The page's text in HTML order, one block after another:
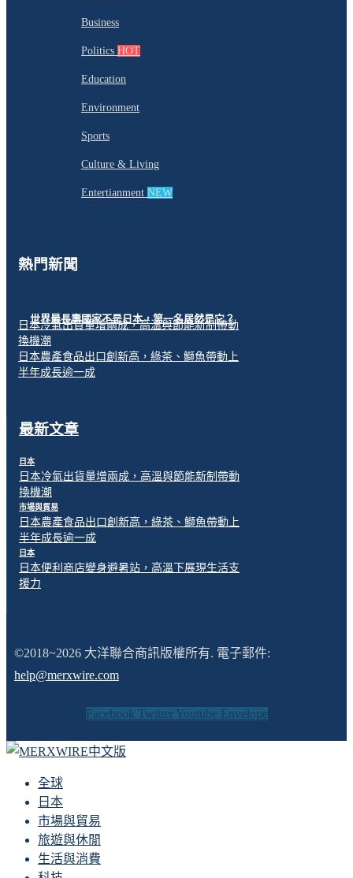
Business
Politics HOT
Education
Environment
Sports
Culture & Living
Entertianment NEW
熱門新聞
世界最長壽國家不是日本，第一名居然是它？
日本冷氣出貨量增兩成，高溫與節能新制帶動
換機潮
日本農產食品出口創新高，綠茶、鰤魚帶動上
半年成長逾一成
最新文章
日本
日本冷氣出貨量增兩成，高溫與節能新制帶動
換機潮
市場與貿易
日本農產食品出口創新高，綠茶、鰤魚帶動上
半年成長逾一成
日本
日本便利商店變身避暑站，高溫下展現生活支
援力
©2018~2026 大洋聯合商訊版權所有. 電子郵件:
help@merxwire.com
Facebook Twitter Youtube Envelope
全球
日本
市場與貿易
旅遊與休閒
生活與消費